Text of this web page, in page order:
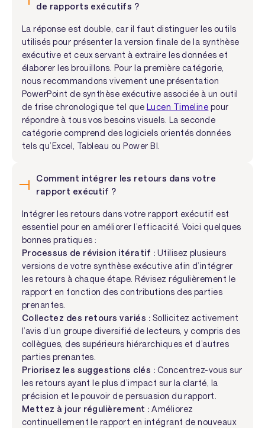
de rapports exécutifs ?
La réponse est double, car il faut distinguer les outils
utilisés pour présenter la version finale de la synthèse
exécutive et ceux servant à extraire les données et
élaborer les brouillons. Pour la première catégorie,
nous recommandons vivement une présentation
PowerPoint de synthèse exécutive associée à un outil
de frise chronologique tel que Lucen Timeline pour
répondre à tous vos besoins visuels. La seconde
catégorie comprend des logiciels orientés données
tels qu’Excel, Tableau ou Power BI.
Comment intégrer les retours dans votre
rapport exécutif ?
Intégrer les retours dans votre rapport exécutif est
essentiel pour en améliorer l’efficacité. Voici quelques
bonnes pratiques :
Processus de révision itératif : Utilisez plusieurs
versions de votre synthèse exécutive afin d’intégrer
les retours à chaque étape. Révisez régulièrement le
rapport en fonction des contributions des parties
prenantes.
Collectez des retours variés : Sollicitez activement
l’avis d’un groupe diversifié de lecteurs, y compris des
collègues, des supérieurs hiérarchiques et d’autres
parties prenantes.
Priorisez les suggestions clés : Concentrez-vous sur
les retours ayant le plus d’impact sur la clarté, la
précision et le pouvoir de persuasion du rapport.
Mettez à jour régulièrement : Améliorez
continuellement le rapport en intégrant de nouveaux